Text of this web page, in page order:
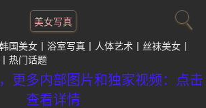
美女写真
韩国美女 浴室写真 人体艺术
丝袜美女
热门话题
更多内部图片和独家视频：点击
查看详情